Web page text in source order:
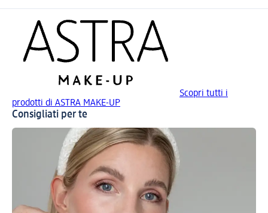
Scopri tutti i
prodotti di ASTRA MAKE-UP
Consigliati per te